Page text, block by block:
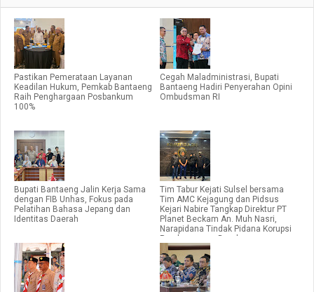
Pastikan Pemerataan Layanan
Keadilan Hukum, Pemkab Bantaeng
Raih Penghargaan Posbankum
100%
Cegah Maladministrasi, Bupati
Bantaeng Hadiri Penyerahan Opini
Ombudsman RI
Bupati Bantaeng Jalin Kerja Sama
dengan FIB Unhas, Fokus pada
Pelatihan Bahasa Jepang dan
Identitas Daerah
Tim Tabur Kejati Sulsel bersama
Tim AMC Kejagung dan Pidsus
Kejari Nabire Tangkap Direktur PT
Planet Beckam An. Muh Nasri,
Narapidana Tindak Pidana Korupsi
Pembangunan Bendung